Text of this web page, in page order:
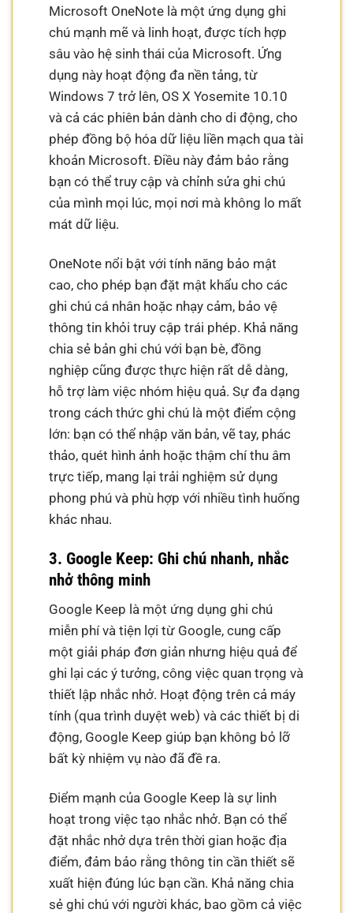
Microsoft OneNote là một ứng dụng ghi
chú mạnh mẽ và linh hoạt, được tích hợp
sâu vào hệ sinh thái của Microsoft. Ứng
dụng này hoạt động đa nền tảng, từ
Windows 7 trở lên, OS X Yosemite 10.10
và cả các phiên bản dành cho di động, cho
phép đồng bộ hóa dữ liệu liền mạch qua tài
khoản Microsoft. Điều này đảm bảo rằng
bạn có thể truy cập và chỉnh sửa ghi chú
của mình mọi lúc, mọi nơi mà không lo mất
mát dữ liệu.
OneNote nổi bật với tính năng bảo mật
cao, cho phép bạn đặt mật khẩu cho các
ghi chú cá nhân hoặc nhạy cảm, bảo vệ
thông tin khỏi truy cập trái phép. Khả năng
chia sẻ bản ghi chú với bạn bè, đồng
nghiệp cũng được thực hiện rất dễ dàng,
hỗ trợ làm việc nhóm hiệu quả. Sự đa dạng
trong cách thức ghi chú là một điểm cộng
lớn: bạn có thể nhập văn bản, vẽ tay, phác
thảo, quét hình ảnh hoặc thậm chí thu âm
trực tiếp, mang lại trải nghiệm sử dụng
phong phú và phù hợp với nhiều tình huống
khác nhau.
3. Google Keep: Ghi chú nhanh, nhắc
nhở thông minh
Google Keep là một ứng dụng ghi chú
miễn phí và tiện lợi từ Google, cung cấp
một giải pháp đơn giản nhưng hiệu quả để
ghi lại các ý tưởng, công việc quan trọng và
thiết lập nhắc nhở. Hoạt động trên cả máy
tính (qua trình duyệt web) và các thiết bị di
động, Google Keep giúp bạn không bỏ lỡ
bất kỳ nhiệm vụ nào đã đề ra.
Điểm mạnh của Google Keep là sự linh
hoạt trong việc tạo nhắc nhở. Bạn có thể
đặt nhắc nhở dựa trên thời gian hoặc địa
điểm, đảm bảo rằng thông tin cần thiết sẽ
xuất hiện đúng lúc bạn cần. Khả năng chia
sẻ ghi chú với người khác, bao gồm cả việc